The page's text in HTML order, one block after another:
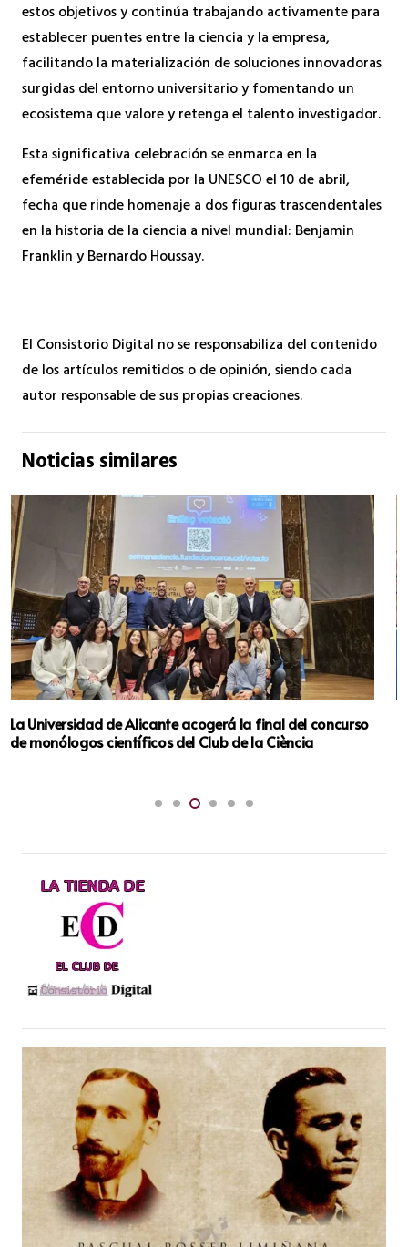
estos objetivos y continúa trabajando activamente para
establecer puentes entre la ciencia y la empresa,
facilitando la materialización de soluciones innovadoras
surgidas del entorno universitario y fomentando un
ecosistema que valore y retenga el talento investigador.
Esta significativa celebración se enmarca en la
efeméride establecida por la UNESCO el 10 de abril,
fecha que rinde homenaje a dos figuras trascendentales
en la historia de la ciencia a nivel mundial: Benjamin
Franklin y Bernardo Houssay.
El Consistorio Digital no se responsabiliza del contenido
de los artículos remitidos o de opinión, siendo cada
autor responsable de sus propias creaciones.
Noticias similares
Los programas socioeducativos de los barrios de San
Francisco y El Rabal de Villena cierran su curso con más